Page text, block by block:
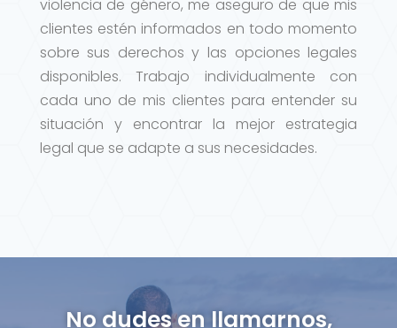
violencia de género, me aseguro de que mis
clientes estén informados en todo momento
sobre sus derechos y las opciones legales
disponibles. Trabajo individualmente con
cada uno de mis clientes para entender su
situación y encontrar la mejor estrategia
legal que se adapte a sus necesidades.
No dudes en llamarnos,